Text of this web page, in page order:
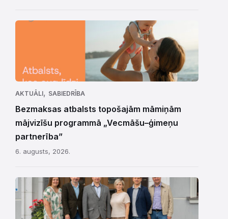
AKTUĀLI, SABIEDRĪBA
Bezmaksas atbalsts topošajām māmiņām
mājvizīšu programmā „Vecmāšu–ģimeņu
partnerība”
6. augusts, 2026.